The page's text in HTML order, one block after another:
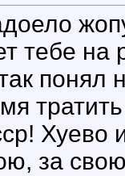
тебе
понял
Хуево
за